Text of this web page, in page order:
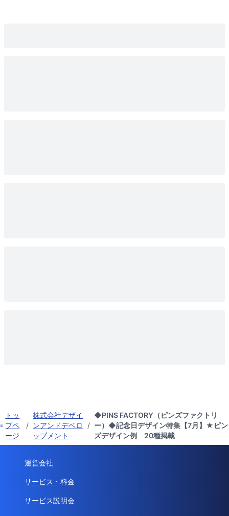
トッ
プペ
ージ
/
株式会社デザイ
ンアンドデベロ
ップメント
/
◆PINS FACTORY（ピンズファクトリ
ー）◆記念日デザイン特集【7月】★ピン
ズデザイン例 20種掲載
運営会社
サービス・料金
サービス説明会